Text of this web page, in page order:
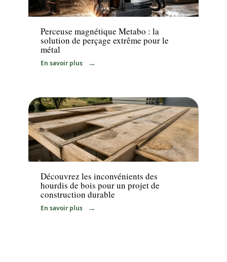
Equipement
Perceuse magnétique Metabo : la
solution de perçage extrême pour le
métal
En savoir plus
Travaux
Découvrez les inconvénients des
hourdis de bois pour un projet de
construction durable
En savoir plus